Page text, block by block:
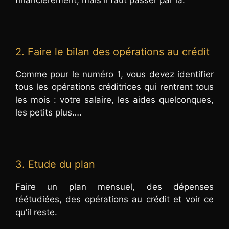
2. Faire le bilan des opérations au crédit
Comme pour le numéro 1, vous devez identifier
tous les opérations créditrices qui rentrent tous
les mois : votre salaire, les aides quelconques,
les petits plus….
3. Etude du plan
Faire un plan mensuel, des dépenses
réétudiées, des opérations au crédit et voir ce
qu’il reste.